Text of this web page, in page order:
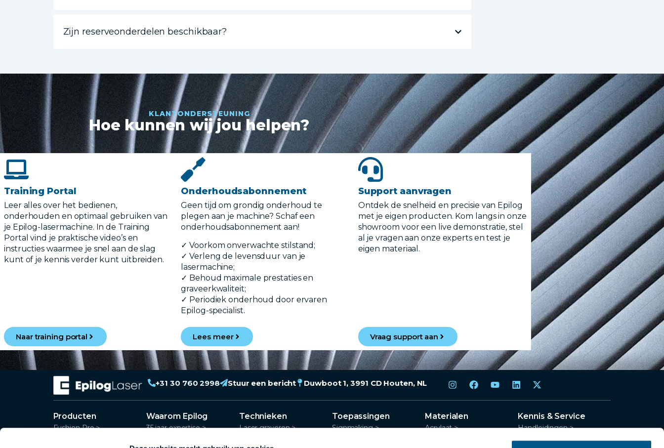
Zijn reserveonderdelen beschikbaar?
KLANTONDERSTEUNING
Hoe kunnen wij jou helpen?
Training Portal
Leer alles over het bedienen,
onderhouden en optimaal gebruiken van
je Epilog-lasermachine. In de Training
Portal vind je praktische video’s en
instructies waarmee je snel aan de slag
kunt of je kennis verder kunt uitbreiden.
Naar training portal
Onderhoudsabonnement
Geen tijd om grondig onderhoud te
plegen aan je machine? Schaf een
onderhoudsabonnement aan!
✓ Voorkom onverwachte stilstand;
✓ Verleng de levensduur van je
lasermachine;
✓ Behoud maximale prestaties en
graveerkwaliteit;
✓ Periodiek onderhoud door ervaren
Epilog-specialist.
Lees meer
Support aanvragen
Ontdek de snelheid en precisie van Epilog
met je eigen producten. Kom langs in onze
showroom voor een live demonstratie, stel
al je vragen aan onze experts en test je
eigen materiaal.
Vraag support aan
+31 30 760 2998 Stuur een bericht Duwboot 1, 3991 CD Houten, NL
Producten
Fushion Pro >
Waarom Epilog
35 jaar expertise >
Technieken
Laser graveren >
Toepassingen
Signmaking >
Materialen
Acrylaat >
Kennis & Service
Handleidingen >
Drivers downloaden >